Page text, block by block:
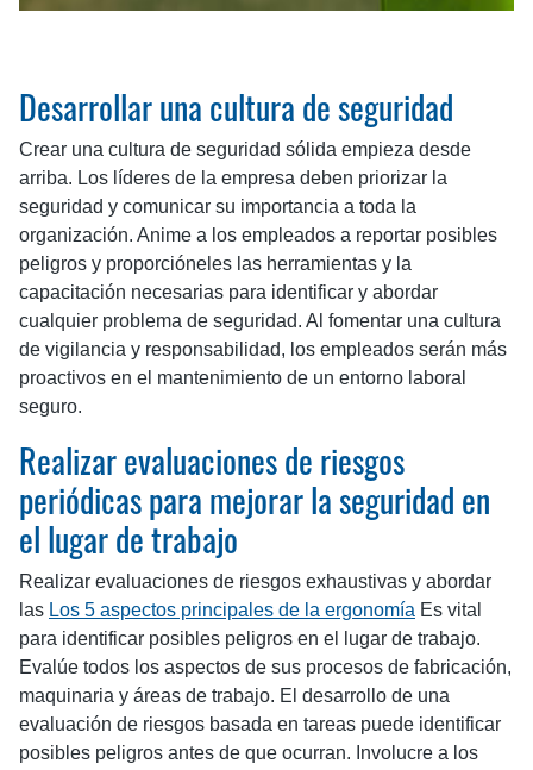
Desarrollar una cultura de seguridad
Crear una cultura de seguridad sólida empieza desde
arriba. Los líderes de la empresa deben priorizar la
seguridad y comunicar su importancia a toda la
organización. Anime a los empleados a reportar posibles
peligros y proporcióneles las herramientas y la
capacitación necesarias para identificar y abordar
cualquier problema de seguridad. Al fomentar una cultura
de vigilancia y responsabilidad, los empleados serán más
proactivos en el mantenimiento de un entorno laboral
seguro.
Realizar evaluaciones de riesgos
periódicas para mejorar la seguridad en
el lugar de trabajo
Realizar evaluaciones de riesgos exhaustivas y abordar
las Los 5 aspectos principales de la ergonomía Es vital
para identificar posibles peligros en el lugar de trabajo.
Evalúe todos los aspectos de sus procesos de fabricación,
maquinaria y áreas de trabajo. El desarrollo de una
evaluación de riesgos basada en tareas puede identificar
posibles peligros antes de que ocurran. Involucre a los